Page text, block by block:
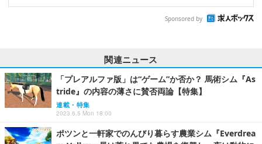
Sponsored by
関連ニュース
「プレアルファ版」は“ゲーム”か否か？ 馬術シム『As
tride』の内容の薄さに賛否両論【特集】
連載・特集
2023.6.5 Mon 18:00
ポツンと一軒家でのんびり暮らす農業シム『Everdrea